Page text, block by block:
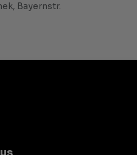
Bayernstr.